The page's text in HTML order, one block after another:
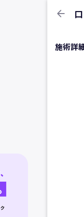
arrow_back
施術詳